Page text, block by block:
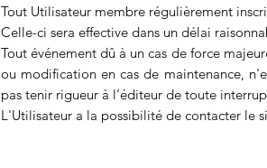
Tout Utilisateur membre régulièrement
Celle-ci sera effective dans un délai
Tout événement dû à un cas de force
ou modification en cas de maintenance,
pas tenir rigueur à l’éditeur de toute
L'Utilisateur a la possibilité de contacter le